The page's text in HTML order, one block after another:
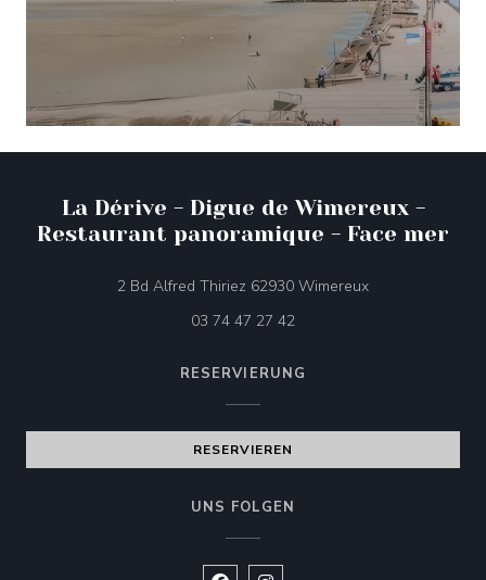
La Dérive - Digue de Wimereux -
Restaurant panoramique - Face mer
2 Bd Alfred Thiriez 62930 Wimereux((öffnet ein
03 74 47 27 42
RESERVIERUNG
RESERVIEREN
UNS FOLGEN